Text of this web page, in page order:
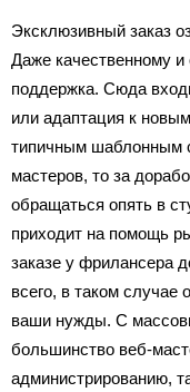
Эксклюзивный заказ
Даже качественному и
поддержка. Сюда
или адаптация к
типичным шаблонным
мастеров, то за
обращаться опять в
приходит на помощь
заказе у фрилансера
всего, в таком случае
ваши нужды. С
большинство веб-
администрированию,